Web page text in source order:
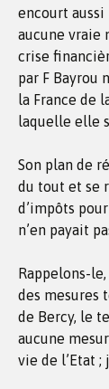
encourt aussi
aucune vraie
crise
par F Bayrou
la France de
laquelle elle
Son plan de
du tout et se
d’impôts
n’en payait
Rappelons-
des mesures
de Bercy, le
aucune
vie de l’Etat ;